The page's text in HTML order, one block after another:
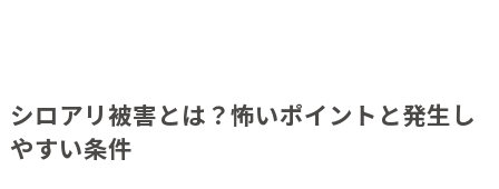
シロアリ被害とは？怖いポイントと発生し
やすい条件